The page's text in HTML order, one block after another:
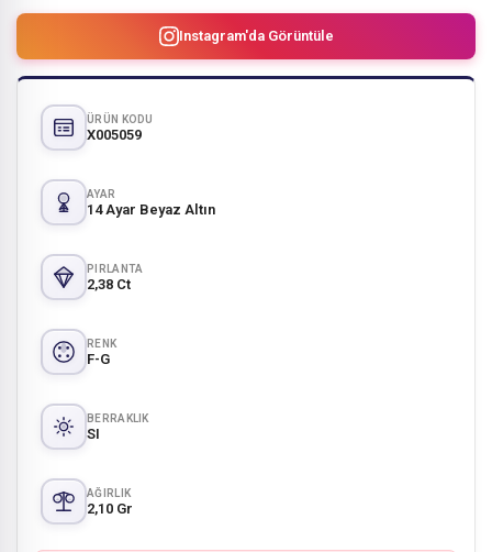
Instagram'da Görüntüle
ÜRÜN KODU
X005059
AYAR
14 Ayar Beyaz Altın
PIRLANTA
2,38 Ct
RENK
F-G
BERRAKLIK
SI
AĞIRLIK
2,10 Gr